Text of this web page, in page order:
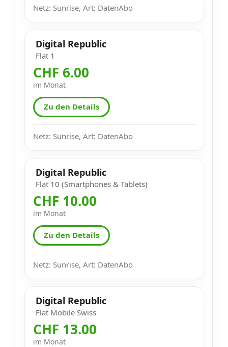
Netz: Sunrise, Art: DatenAbo
Digital Republic
Flat 1
CHF 6.00
im Monat
Zu den Details
Netz: Sunrise, Art: DatenAbo
Digital Republic
Flat 10 (Smartphones & Tablets)
CHF 10.00
im Monat
Zu den Details
Netz: Sunrise, Art: DatenAbo
Digital Republic
Flat Mobile Swiss
CHF 13.00
im Monat